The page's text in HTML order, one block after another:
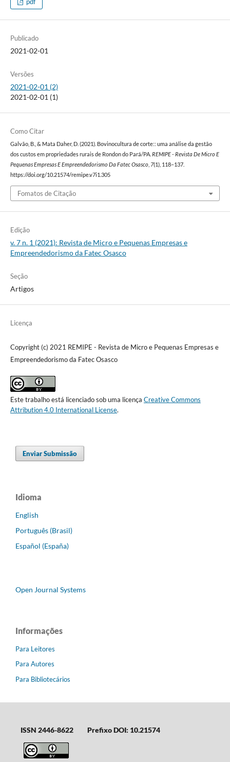
Publicado
2021-02-01
Versões
2021-02-01 (2)
2021-02-01 (1)
Como Citar
Galvão, B., & Mata Daher, D. (2021). Bovinocultura de corte:: uma análise da gestão
dos custos em propriedades rurais de Rondon do Pará/PA. REMIPE - Revista De Micro E
Pequenas Empresas E Empreendedorismo Da Fatec Osasco, 7(1), 118–137.
https://doi.org/10.21574/remipe.v7i1.305
Fomatos de Citação
Edição
v. 7 n. 1 (2021): Revista de Micro e Pequenas Empresas e
Empreendedorismo da Fatec Osasco
Seção
Artigos
Licença
Copyright (c) 2021 REMIPE - Revista de Micro e Pequenas Empresas e
Empreendedorismo da Fatec Osasco
Este trabalho está licenciado sob uma licença Creative Commons
Attribution 4.0 International License.
Enviar Submissão
Idioma
English
Português (Brasil)
Español (España)
Open Journal Systems
Informações
Para Leitores
Para Autores
Para Bibliotecários
ISSN 2446-8622 Prefixo DOI: 10.21574